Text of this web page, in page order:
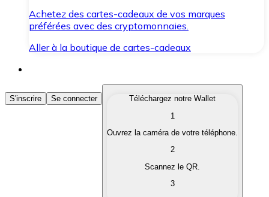
Achetez des cartes-cadeaux de vos marques
préférées avec des cryptomonnaies.
Aller à la boutique de cartes-cadeaux
Acheter des Cryptomonnaies
Achetez les cryptomonnaies qui vous intéressent
Convertissez vos cryptomonnaies en monnaie
S'inscrire Se connecter
Téléchargez notre Wallet
1
Ouvrez la caméra de votre téléphone.
2
Scannez le QR.
3